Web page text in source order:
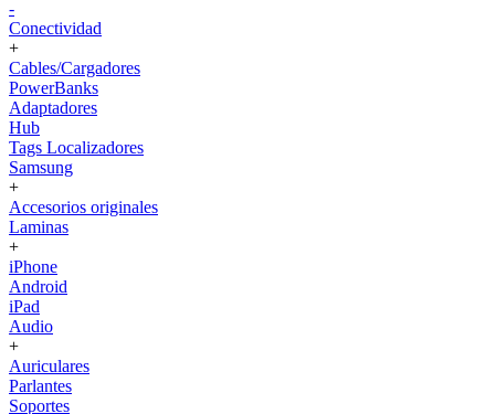
-
Conectividad
+
Cables/Cargadores
PowerBanks
Adaptadores
Hub
Tags Localizadores
Samsung
+
Accesorios originales
Laminas
+
iPhone
Android
iPad
Audio
+
Auriculares
Parlantes
Soportes